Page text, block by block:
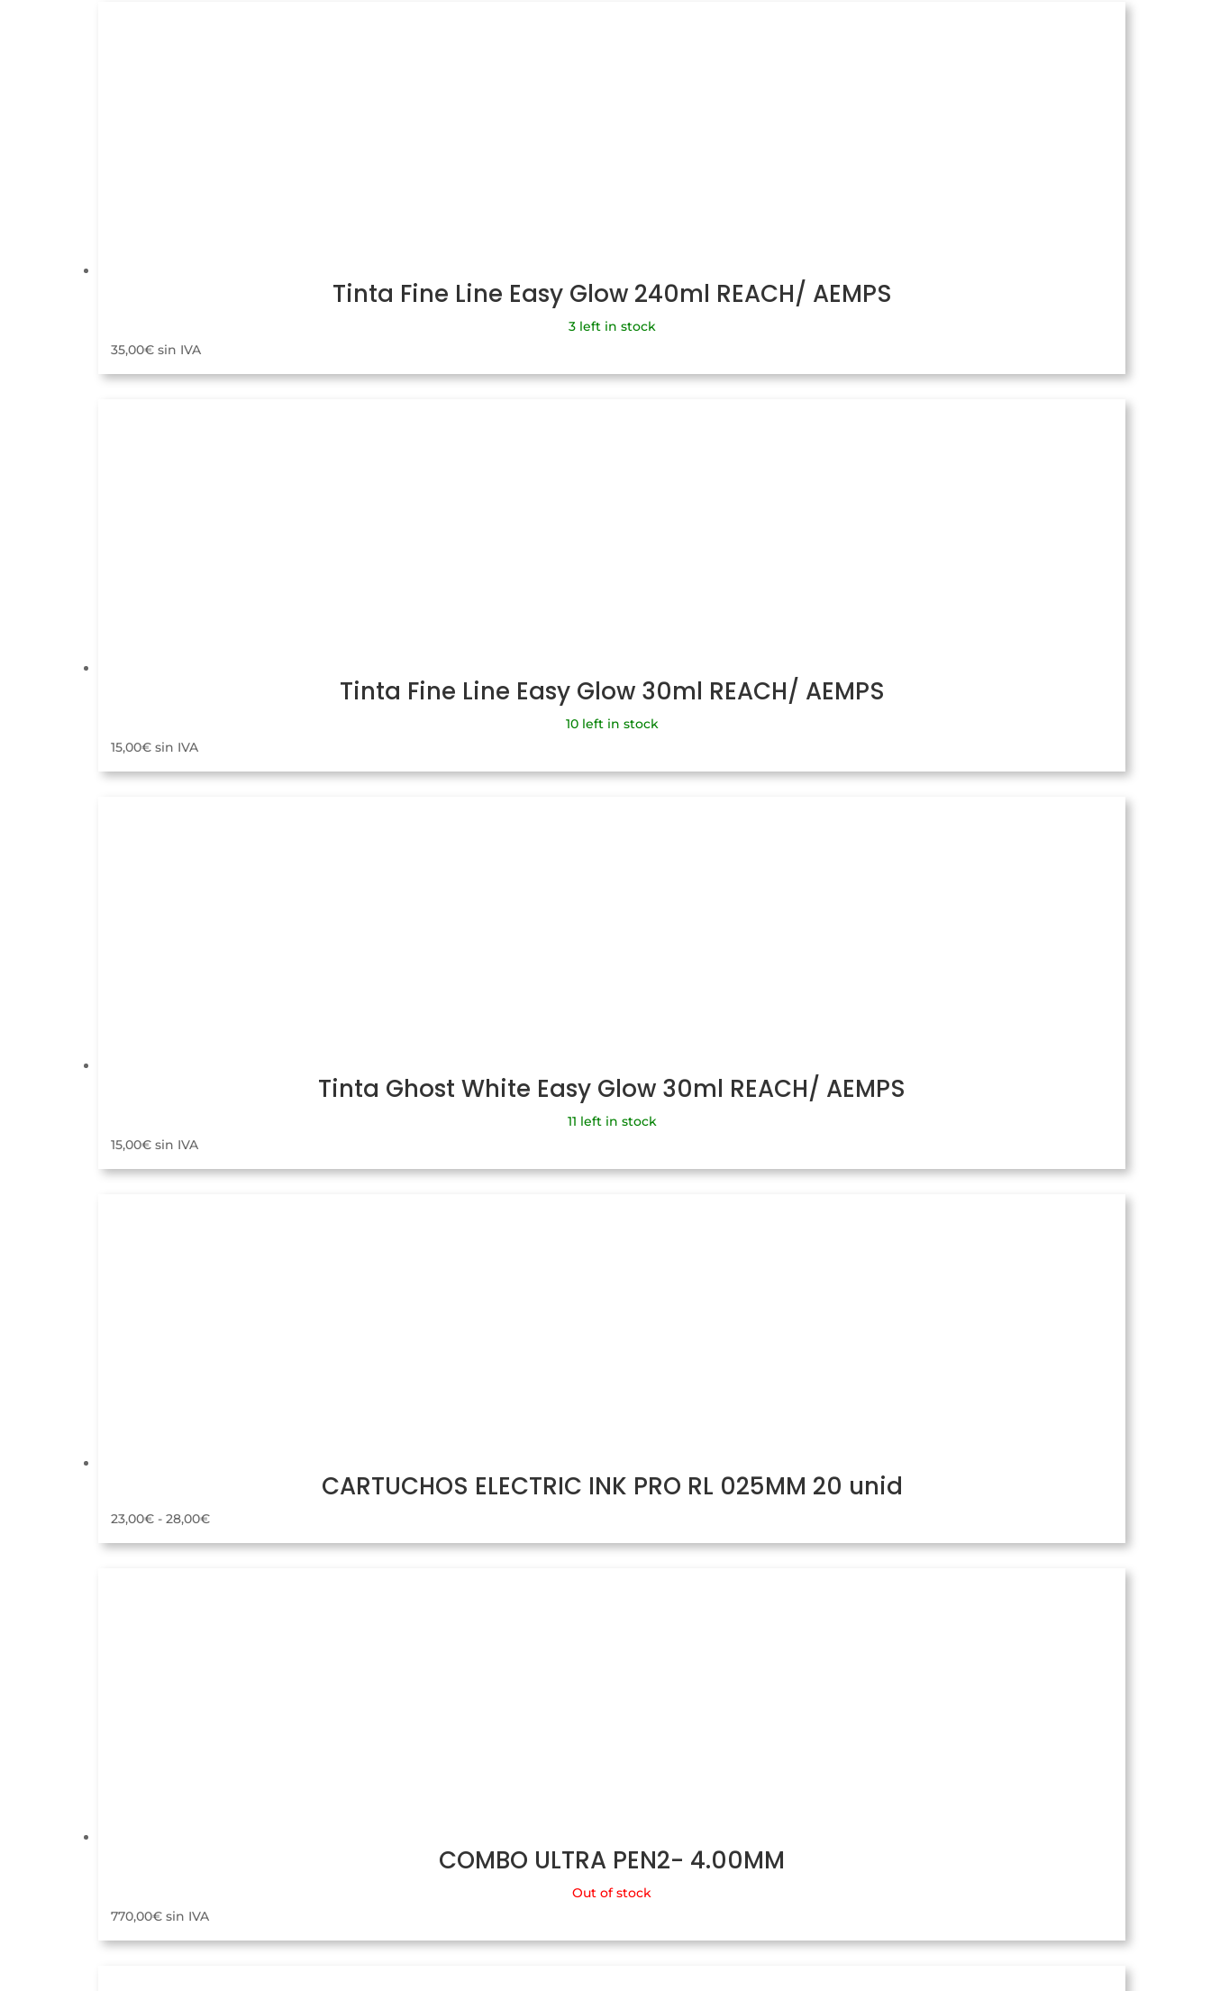
Tinta Fine Line Easy Glow 240ml REACH/ AEMPS
3 left in stock
35,00€ sin IVA
Tinta Fine Line Easy Glow 30ml REACH/ AEMPS
10 left in stock
15,00€ sin IVA
Tinta Ghost White Easy Glow 30ml REACH/ AEMPS
11 left in stock
15,00€ sin IVA
CARTUCHOS ELECTRIC INK PRO RL 025MM 20 unid
23,00€ - 28,00€Rango
de
COMBO ULTRA PEN2- 4.00MM
Out of stock
770,00€ sin IVA